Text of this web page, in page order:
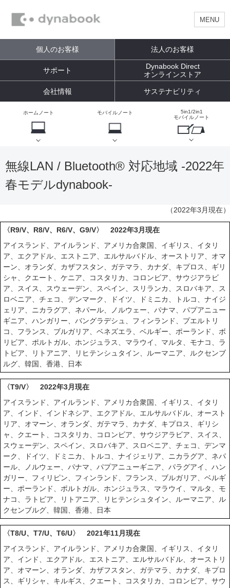
MENU
個人のお客様 法人のお客様
サポート
Dynabook Direct
オンラインストア
会社情報 サステナビリティ
ホームノート モバイルノート
5in1/2in1
モバイルノート
無線LAN / Bluetooth® 対応地域 -2022年
春モデルdynabook-
（2022年3月現在）
〈R9/V、R8/V、R6/V、G9/V〉 2022年3月現在
アイスランド、アイルランド、アメリカ合衆国、イギリス、イタリ
ア、エクアドル、エストニア、エルサルバドル、オーストリア、オマ
ーン、オランダ、カザフスタン、ガテマラ、カナダ、キプロス、ギリ
シャ、クエート、ケニア、コスタリカ、コロンビア、サウジアラビ
ア、スイス、スウェーデン、スペイン、スリランカ、スロバキア、ス
ロベニア、チェコ、デンマーク、ドイツ、ドミニカ、トルコ、ナイジ
ェリア、ニカラグア、ネパール、ノルウェー、パナマ、パプアニュー
ギニア、ハンガリー、バングラデシュ、フィンランド、プエルトリ
コ、フランス、ブルガリア、ベネズエラ、ベルギー、ポーランド、ボ
リビア、ポルトガル、ホンジュラス、マラウイ、マルタ、モナコ、ラ
トビア、リトアニア、リヒテンシュタイン、ルーマニア、ルクセンブ
ルグ、韓国、香港、日本
〈T9/V〉 2022年3月現在
アイスランド、アイルランド、アメリカ合衆国、イギリス、イタリ
ア、インド、インドネシア、エクアドル、エルサルバドル、オースト
リア、オマーン、オランダ、ガテマラ、カナダ、キプロス、ギリシ
ャ、クエート、コスタリカ、コロンビア、サウジアラビア、スイス、
スウェーデン、スペイン、スロバキア、スロベニア、チェコ、デンマ
ーク、ドイツ、ドミニカ、トルコ、ナイジェリア、ニカラグア、ネパ
ール、ノルウェー、パナマ、パプアニューギニア、パラグアイ、ハン
ガリー、フィリピン、フィンランド、フランス、ブルガリア、ベルギ
ー、ポーランド、ポルトガル、ホンジュラス、マラウイ、マルタ、モ
ナコ、ラトビア、リトアニア、リヒテンシュタイン、ルーマニア、ル
クセンブルグ、韓国、香港、日本
〈T8/U、T7/U、T6/U〉 2021年11月現在
アイスランド、アイルランド、アメリカ合衆国、イギリス、イタリ
ア、インド、エクアドル、エストニア、エルサルバドル、オーストリ
ア、オマーン、オランダ、カザフスタン、ガテマラ、カナダ、キプロ
ス、ギリシャ、キルギス、クエート、コスタリカ、コロンビア、サウ